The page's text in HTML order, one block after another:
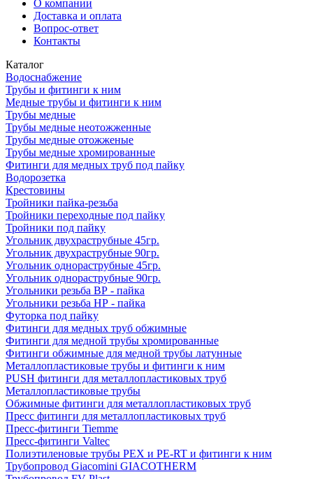
О компании
Доставка и оплата
Вопрос-ответ
Контакты
Каталог
Водоснабжение
Трубы и фитинги к ним
Медные трубы и фитинги к ним
Трубы медные
Трубы медные неотожженные
Трубы медные отожженые
Трубы медные хромированные
Фитинги для медных труб под пайку
Водорозетка
Крестовины
Тройники пайка-резьба
Тройники переходные под пайку
Тройники под пайку
Угольник двухраструбные 45гр.
Угольник двухраструбные 90гр.
Угольник однораструбные 45гр.
Угольник однораструбные 90гр.
Угольники резьба ВР - пайка
Угольники резьба НР - пайка
Футорка под пайку
Фитинги для медных труб обжимные
Фитинги для медной трубы хромированные
Фитинги обжимные для медной трубы латунные
Металлопластиковые трубы и фитинги к ним
PUSH фитинги для металлопластиковых труб
Металлопластиковые трубы
Обжимные фитинги для металлопластиковых труб
Пресс фитинги для металлопластиковых труб
Пресс-фитинги Tiemme
Пресс-фитинги Valtec
Полиэтиленовые трубы PEX и PE-RT и фитинги к ним
Трубопровод Giacomini GIACOTHERM